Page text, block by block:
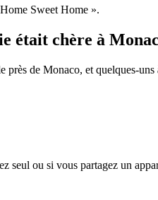
Sweet Home ».
était chère à
de Monaco, et quelques-uns
ou si vous partagez un